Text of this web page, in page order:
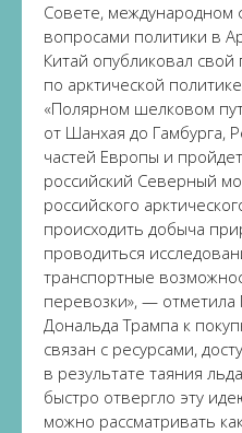
Совете,
вопросами политики в
Китай опубликовал
по арктической
«Полярном шелковом
от Шанхая до Гамбурга,
частей Европы и
российский Северный
российского
происходить добыча
проводиться
транспортные
перевозки», — отметила
Дональда Трампа к
связан с ресурсами,
в результате таяния
быстро отвергло эту
можно рассматривать